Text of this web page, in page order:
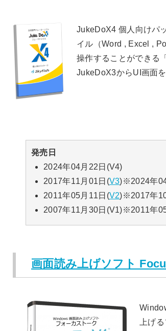
JukeDoX4 個人向けパ
イル（Word , Excel ,
操作することができる
JukeDoX3からUI画面
発売日
2024年04月22日(V4)
2017年11月01日(V3)※2024年04
2011年05月11日(V2)※2017年10
2007年11月30日(V1)※2011年
画面読み上げソフト
上げ